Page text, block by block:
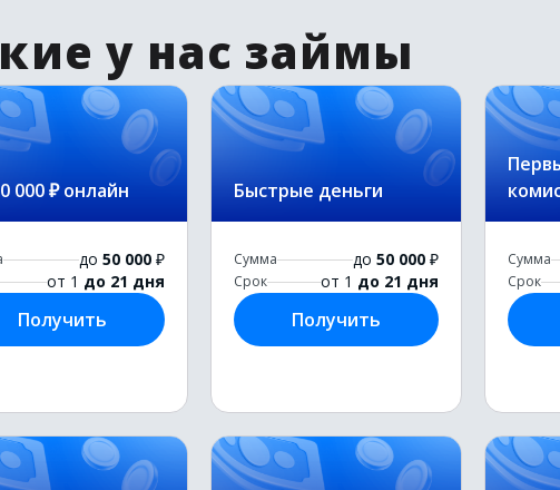
у нас займы
000 ₽ онлайн
до 50 000 ₽
от 1 до 21 дня
Получить
Быстрые деньги
Сумма до 50 000 ₽
Срок от 1 до 21 дня
Получить
Сумма
Срок